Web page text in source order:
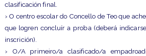
clasificación final.
› O centro escolar do Concello de Teo que
que logren concluír a proba (deberá
inscrición).
› O/A primeiro/a clasificado/a